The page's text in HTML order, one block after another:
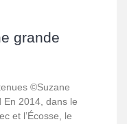
grande
©Suzane
En 2014, dans le
et l’Écosse, le